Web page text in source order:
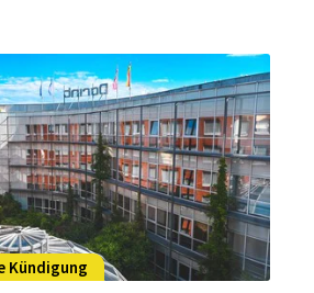
verbindet modernes Design
des Standorts.
Kündigung